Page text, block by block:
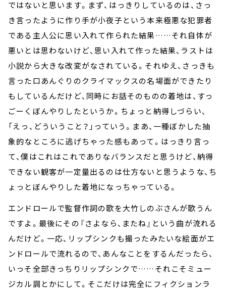
ではないと思います。まず、はっきりしているのは、さっ
き言ったように作り手が小夜子という本来極悪な犯罪者
である主人公に思い入れて作られた結果……それ自体が
悪いとは思わないけど、思い入れて作った結果、ラストは
小説から大きな改変がなされている。それゆえ、さっきも
言った口あんぐりのクライマックスの名場面ができたり
もしているんだけど、同時にお話そのものの着地は、すっ
ごーくぼんやりしたというか。ちょっと納得しづらい、
「えっ、どういうこと？」っていう。まあ、一種ぼかした抽
象的なところに逃げちゃった感もあって。はっきり言っ
て、僕はこれはこれでありなバランスだと思うけど、納得
できない観客が一定量出るのは仕方ないと思うような、ち
ょっとぼんやりした着地になっちゃっている。
エンドロールで監督作詞の歌を大竹しのぶさんが歌うん
ですよ。最後にその『さよなら、またね』という曲が流れる
んだけど。一応、リップシンクも撮ったみたいな絵面がエ
ンドロールで流れるので、あんなことをするんだったら、
いっそ全部きっちりリップシンクで……それこそミュー
ジカル調とかにして。そこだけは完全にフィクションラ